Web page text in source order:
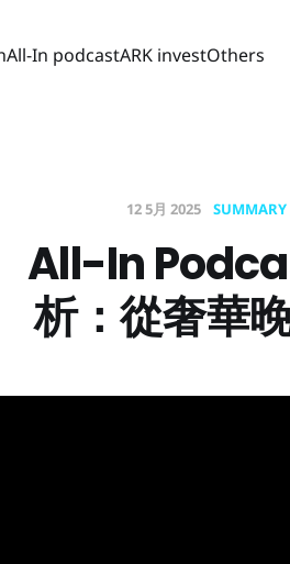
All-In podcastARK investOthers
12 5月 2025 SUMMARY
All-In
析：從奢華